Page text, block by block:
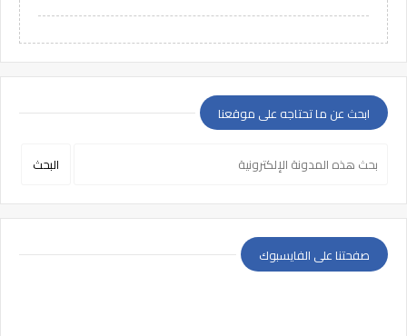
ابحث عن ما تحتاجه على موقعنا
صفحتنا على الفايسبوك